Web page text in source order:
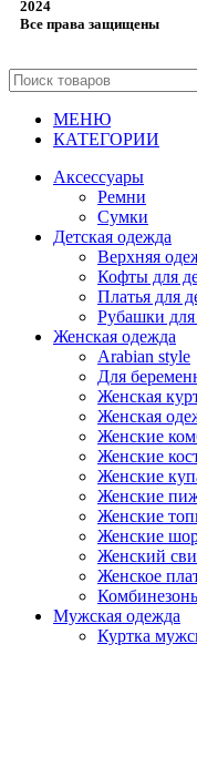
2024
Все права защищены
МЕНЮ
КАТЕГОРИИ
Аксессуары
Ремни
Сумки
Детская одежда
Верхняя
Кофты для
Платья для
Рубашки для
Женская одежда
Arabian style
Для
Женская
Женская
Женские
Женские
Женские
Женские
Женские
Женские
Женский
Женское
Мужская одежда
Куртка